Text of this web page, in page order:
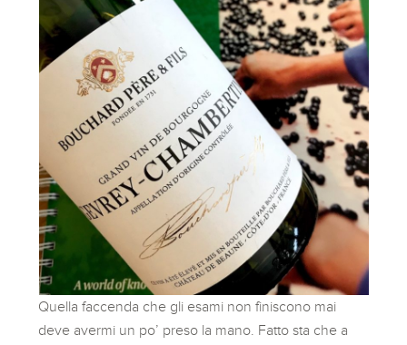
Quella faccenda che gli esami non finiscono mai
deve avermi un po’ preso la mano. Fatto sta che a